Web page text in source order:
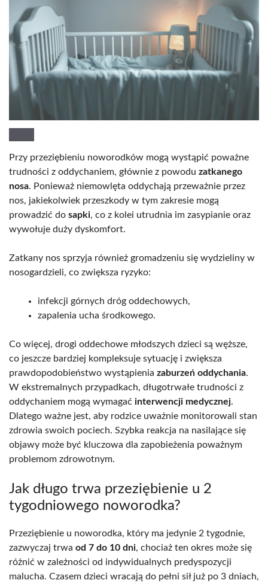
Przy przeziębieniu noworodków mogą wystąpić poważne
trudności z oddychaniem, głównie z powodu zatkanego
nosa. Ponieważ niemowlęta oddychają przeważnie przez
nos, jakiekolwiek przeszkody w tym zakresie mogą
prowadzić do sapki, co z kolei utrudnia im zasypianie oraz
wywołuje duży dyskomfort.
Zatkany nos sprzyja również gromadzeniu się wydzieliny w
nosogardzieli, co zwiększa ryzyko:
infekcji górnych dróg oddechowych,
zapalenia ucha środkowego.
Co więcej, drogi oddechowe młodszych dzieci są węższe,
co jeszcze bardziej kompleksuje sytuację i zwiększa
prawdopodobieństwo wystąpienia zaburzeń oddychania.
W ekstremalnych przypadkach, długotrwałe trudności z
oddychaniem mogą wymagać interwencji medycznej.
Dlatego ważne jest, aby rodzice uważnie monitorowali stan
zdrowia swoich pociech. Szybka reakcja na nasilające się
objawy może być kluczowa dla zapobieżenia poważnym
problemom zdrowotnym.
Jak długo trwa przeziębienie u 2
tygodniowego noworodka?
Przeziębienie u noworodka, który ma jedynie 2 tygodnie,
zazwyczaj trwa od 7 do 10 dni, chociaż ten okres może się
różnić w zależności od indywidualnych predyspozycji
malucha. Czasem dzieci wracają do pełni sił już po 3 dniach,